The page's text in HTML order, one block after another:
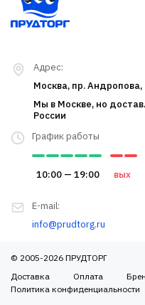
График работы
10:00 — 19:00 вых
E-mail:
info@prudtorg.ru
Адрес:
Москва, пр. Андропова,
Мы в Москве, но
России
© 2005-2026 ПРУДТОРГ
Доставка
Оплата
Политика конфиденциальности